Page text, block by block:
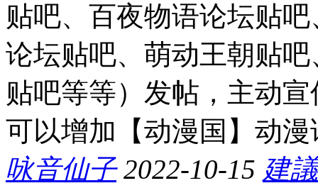
贴吧、百夜物语论坛贴
论坛贴吧、萌动王朝贴
贴吧等等）发帖，主动
可以增加【动漫国】动漫
咏音仙子 2022-10-15 建